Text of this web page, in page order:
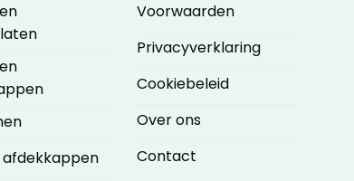
afdekkappen
Voorwaarden
Privacyverklaring
Cookiebeleid
Over ons
Contact